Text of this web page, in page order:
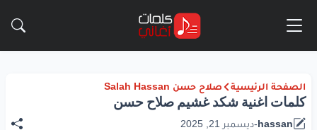
الصفحة الرئيسية صلاح حسن Salah Hassan
كلمات اغنية شكد غشيم صلاح حسن
hassan
-ديسمبر 21, 2025